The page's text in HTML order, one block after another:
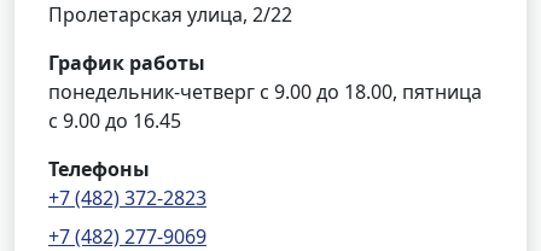
Пролетарская улица, 2/22
График работы
понедельник-четверг с 9.00 до 18.00, пятница
с 9.00 до 16.45
Телефоны
+7 (482) 372-2823
+7 (482) 277-9069